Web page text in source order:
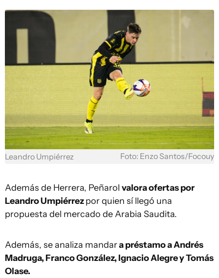
Leandro Umpiérrez Foto: Enzo Santos/Focouy
Además de Herrera, Peñarol valora ofertas por
Leandro Umpiérrezpor quien sí llegó una
propuesta del mercado de Arabia Saudita.
Además, se analiza mandara préstamo a Andrés
Madruga, Franco González, Ignacio Alegre y Tomás
Olase.